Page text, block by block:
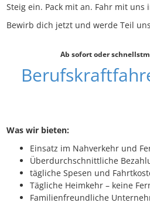
Steig ein. Pack mit an. Fahr mit uns
Bewirb dich jetzt und werde Teil
Ab sofort oder
Was wir bieten:
Einsatz im Nahverkehr und
Überdurchschnittliche
tägliche Spesen und
Tägliche Heimkehr – keine
Familienfreundliche